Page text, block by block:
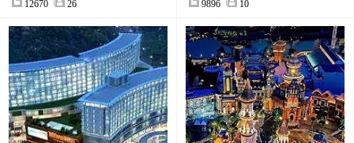
12670 26 9896 10